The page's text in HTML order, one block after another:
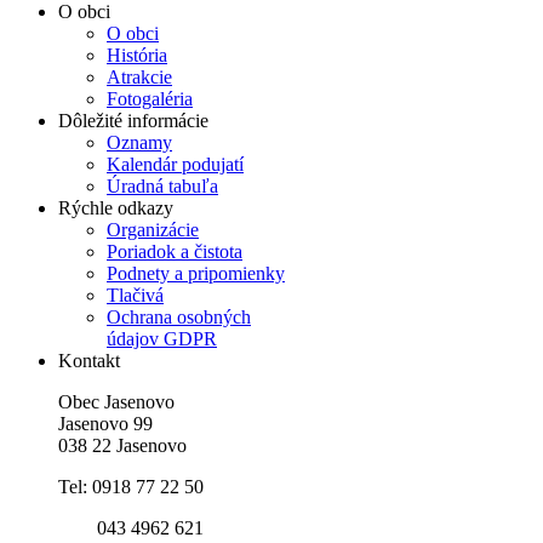
O obci
O obci
História
Atrakcie
Fotogaléria
Dôležité informácie
Oznamy
Kalendár podujatí
Úradná tabuľa
Rýchle odkazy
Organizácie
Poriadok a čistota
Podnety a pripomienky
Tlačivá
Ochrana osobných
údajov GDPR
Kontakt
Obec Jasenovo
Jasenovo 99
038 22 Jasenovo
Tel: 0918 77 22 50
043 4962 621